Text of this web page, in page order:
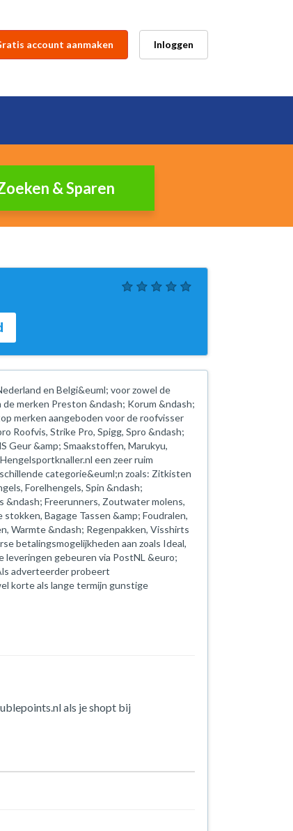
account aanmaken Inloggen
en Belgi&euml; voor zowel de
merken Preston &ndash; Korum &ndash;
merken aangeboden voor de roofvisser
Roofvis, Strike Pro, Spigg, Spro &ndash;
Geur &amp; Smaakstoffen, Marukyu,
een zeer ruim
categorie&euml;n zoals: Zitkisten
Forelhengels, Spin &ndash;
&ndash; Freerunners, Zoutwater molens,
Bagage Tassen &amp; Foudralen,
Warmte &ndash; Regenpakken, Visshirts
betalingsmogelijkheden aan zoals Ideal,
leveringen gebeuren via PostNL &euro;
adverteerder probeert
korte als lange termijn gunstige
als je shopt bij